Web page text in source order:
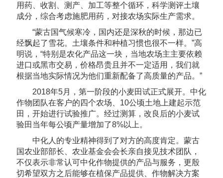
用药、收割、测产、加工等整个循环，科学测评土壤
成分，综合考虑施肥用药，对接农场实际生产需求。
“蒙古国气候寒冷，国内还是深秋的时候，那边已
经飘起了雪花。土壤条件和种植习惯也很不一样。”高
明说，“特别是农化产品这一块，当地农场主主要依赖
进口或黑市交易，价格昂贵且并不一定适用，我们就
根据当地实际情况为他们重新配备了高质量的产品。”
2018年5月，第一阶段的小麦田试正式展开。中化
作物团队在客户的四个农场、10公顷土地上建起示范
田，开始进行试验推广。经过测算，改良后的小麦试
验田当年每公顷产量增加了8%以上。
中化人的专业精神得到了对方的高度肯定。蒙古
国农业部部长、农业基金会会长亲自接见技术团队，
不仅表示非常认可中化作物提供的产品与服务，更殷
切希望双方之后能够在植保产品提供、作物解决方案